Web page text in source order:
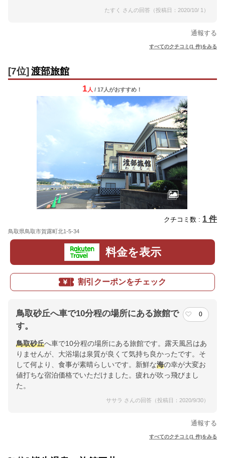
たすく さんの回答（投稿日：2020/10/ 1）
通報する
すべてのクチコミ(1 件)をみる
[7位] 渡部旅館
1 人 / 17人がおすすめ！
クチコミ数 : 1 件
鳥取県鳥取市賀露町北1-5-34
料金を表示
割引クーポンをチェック
鳥取砂丘へ車で10分程の場所にある旅館で
す。
0
鳥取砂丘へ車で10分程の場所にある旅館です。露天風呂はあ
りませんが、大浴場は泉質が良くて気持ち良かったです。そ
して何より、食事が素晴らしいです。新鮮な海の幸が大変お
値打ちな宿泊価格でいただけました。疲れが吹っ飛びまし
た。
ササラ さんの回答（投稿日：2020/9/30）
通報する
すべてのクチコミ(1 件)をみる